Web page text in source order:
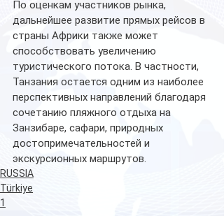
По оценкам участников рынка,
дальнейшее развитие прямых рейсов в
страны Африки также может
способствовать увеличению
туристического потока. В частности,
Танзания остается одним из наиболее
перспективных направлений благодаря
сочетанию пляжного отдыха на
Занзибаре, сафари, природных
достопримечательностей и
экскурсионных маршрутов.
RUSSIA
Türkiye
1